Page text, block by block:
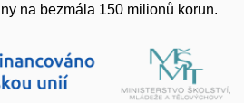
na bezmála 150 milionů korun.